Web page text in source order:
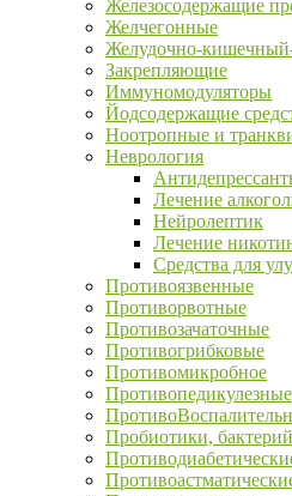
Железосодержащие
Желчегонные
Желудочно-
Закрепляющие
Иммуномодуляторы
Йодсодержащие
Ноотропные и
Неврология
Лечение
Нейролептик
Лечение
Средства для
Противоязвенные
Противорвотные
Противозачаточные
Противогрибковые
Противомикробное
Противопедикулезные
Пробиотики,